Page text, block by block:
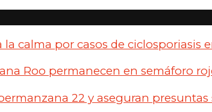
la calma por casos de ciclosporiasis
Roo permanecen en semáforo
22 y aseguran presuntas